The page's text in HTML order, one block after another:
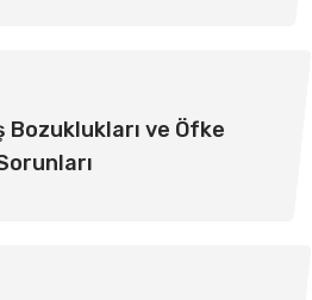
Bozuklukları ve Öfke